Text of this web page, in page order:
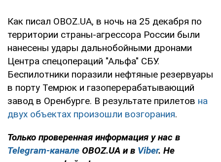
Как писал OBOZ.UA, в ночь на 25 декабря по
территории страны-агрессора России были
нанесены удары дальнобойными дронами
Центра спецопераций "Альфа" СБУ.
Беспилотники поразили нефтяные резервуары
в порту Темрюк и газоперерабатывающий
завод в Оренбурге. В результате прилетов на
двух объектах произошли возгорания.
Только проверенная информация у нас в
Telegram-канале OBOZ.UA и в Viber. Не